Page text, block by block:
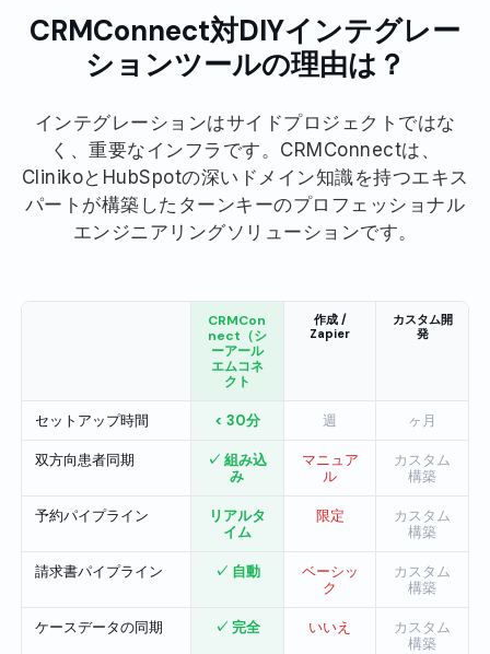
CRMConnect対DIYインテグレー
ションツールの理由は？
インテグレーションはサイドプロジェクトではな
く、重要なインフラです。CRMConnectは、
ClinikoとHubSpotの深いドメイン知識を持つエキス
パートが構築したターンキーのプロフェッショナル
エンジニアリングソリューションです。
CRMCon
nect（シ
ーアール
エムコネ
クト
作成 /
Zapier
カスタム開
発
セットアップ時間 < 30分 週 ヶ月
双方向患者同期
✓ 組み込
み
マニュア
ル
カスタム
構築
予約パイプライン
リアルタ
イム
限定
カスタム
構築
請求書パイプライン ✓ 自動
ベーシッ
ク
カスタム
構築
ケースデータの同期 ✓ 完全 いいえ
カスタム
構築